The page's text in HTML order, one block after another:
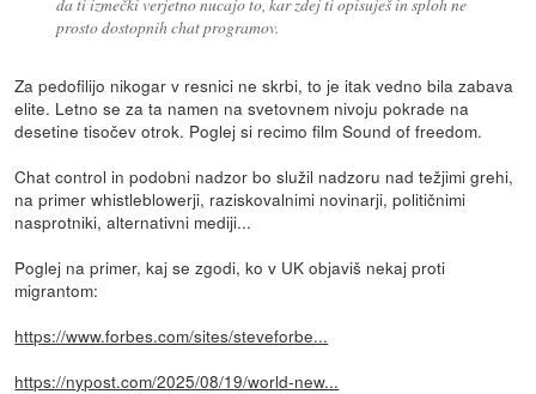
prosto dostopnih chat programov.
Za pedofilijo nikogar v resnici ne skrbi, to je itak vedno bila zabava
elite. Letno se za ta namen na svetovnem nivoju pokrade na
desetine tisočev otrok. Poglej si recimo film Sound of freedom.
Chat control in podobni nadzor bo služil nadzoru nad težjimi grehi,
na primer whistleblowerji, raziskovalnimi novinarji, političnimi
nasprotniki, alternativni mediji...
Poglej na primer, kaj se zgodi, ko v UK objaviš nekaj proti
migrantom:
https://www.forbes.com/sites/steveforbe...
https://nypost.com/2025/08/19/world-new...